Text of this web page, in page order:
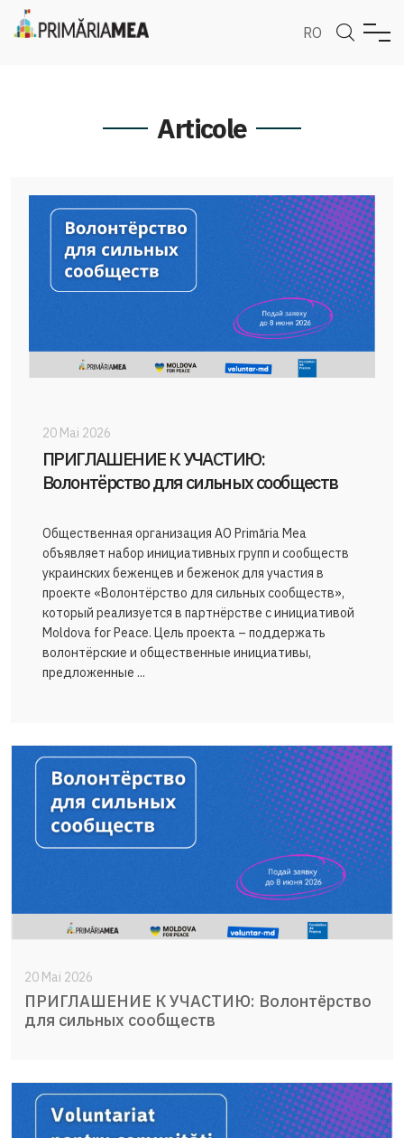
RO
Articole
20 Mai 2026
ПРИГЛАШЕНИЕ К УЧАСТИЮ:
Волонтёрство для сильных сообществ
Общественная организация AO Primăria Mea
объявляет набор инициативных групп и сообществ
украинских беженцев и беженок для участия в
проекте «Волонтёрство для сильных сообществ»,
который реализуется в партнёрстве с инициативой
Moldova for Peace. Цель проекта – поддержать
волонтёрские и общественные инициативы,
предложенные ...
20 Mai 2026
ПРИГЛАШЕНИЕ К УЧАСТИЮ: Волонтёрство
для сильных сообществ